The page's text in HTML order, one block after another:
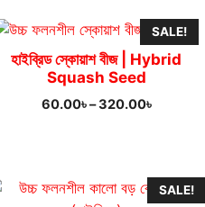
through
380.00৳
SALE!
হাইব্রিড স্কোয়াশ বীজ | Hybrid
Squash Seed
60.00৳–320.00৳Price
320.00৳
SALE!